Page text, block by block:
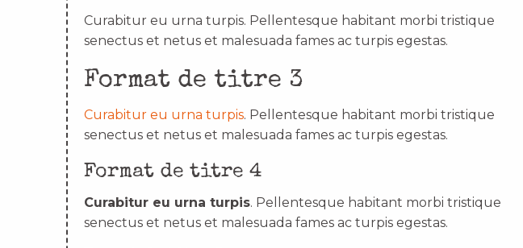
Curabitur eu urna turpis. Pellentesque habitant morbi tristique
senectus et netus et malesuada fames ac turpis egestas.
Format de titre 3
Curabitur eu urna turpis. Pellentesque habitant morbi tristique
senectus et netus et malesuada fames ac turpis egestas.
Format de titre 4
Curabitur eu urna turpis. Pellentesque habitant morbi tristique
senectus et netus et malesuada fames ac turpis egestas.